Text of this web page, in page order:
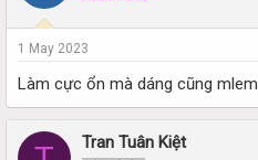
1 May 2023
Làm cực ổn mà dáng cũng mlem
Tran Tuân Kiệt